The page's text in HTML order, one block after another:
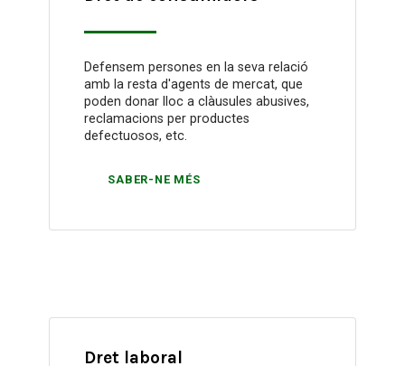
Defensem persones en la seva relació
amb la resta d'agents de mercat, que
poden donar lloc a clàusules abusives,
reclamacions per productes
defectuosos, etc.
SABER-NE MÉS
Dret laboral